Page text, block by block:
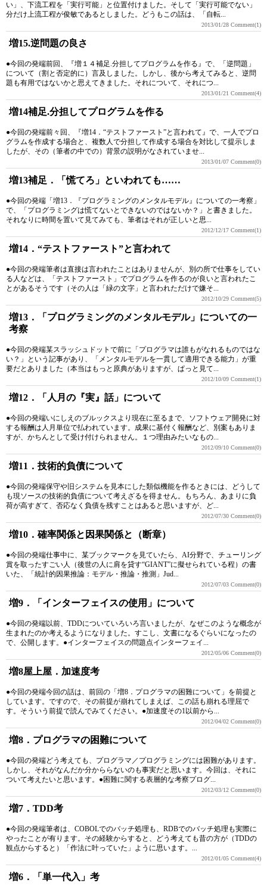
い」、下流工程を「実行可能」と位置付けました。そして「実行可能でない」
分だけ上流工程が俊敏であるとしました。どうもこの話は、「自転...
2013/01/28 Comment(1)
増15.逆問題の良さ
●今回の発端前回、『増１４補足.分担してプログラムを作る』で、「逆問題」
について（割と否定的に）言及しました。しかし、後から考えてみると、逆問
題も有用ではないかと思えてきました。それについて、それにつ...
2013/01/21 Comment(4)
増14補足.分担してプログラムを作る
●今回の発端前々回、『増14．“テストファースト”と言われて』で、一人でプロ
グラムを作成する場合と、複数人で分担して作成する場合を対比して提示しま
したが、その（筆者の中での）背景の説明がなされていませ...
2013/01/07 Comment(0)
増13補足．「慌てろ」といわれても……
●今回の発端「増13．『プログラミングのメンタルモデル』についての一考察」
で、「プログラミングは慌てないとできないのではないか？」と書きました。
それなりに時間を置いて見てみても、筆者はそれが正しいと思...
2012/12/17 Comment(1)
増14．“テストファースト”と言われて
●今回の発端筆者は直接は言われたことはありませんが、別の所で仕事をしてい
る人などは、「テストファースト」でプログラムを作るのが良いと言われたこ
とがあるそうです（その人は「緑の文字」と言われただけで嫌そ...
2012/10/29 Comment(5)
増13．「プログラミングのメンタルモデル」についての一
考察
●今回の発端某スラッシュドットで前に「プログラマは誰もがなれるものではな
い？」という記事があり、「メンタルモデルを一貫して適用できる能力」が重
要だとありました（本当はもっと原典がありますが、ぱっと見て...
2012/10/09 Comment(1)
増12．「人月の『実』話」について
●今回の発端いにしえのブルックスより現在に至るまで、ソフトウェア開発に対
する報酬は人月単位で払われています。成果に基付く報酬など、別案もありま
すが、かちんとして受け付けられません。１つ理由みたいなもの...
2012/09/10 Comment(0)
増11．技術的負債について
●今回の発端保守や旧システムを見本にした類似機能を作るときには、どうして
も現ソースの技術的負債について考えざるを得ません。もちろん、あまりに負
荷が高すぎて、否応なく負債を残すことはあると思いますが、ど...
2012/07/30 Comment(0)
増10．確率関係と因果関係と（断章）
●今回の発端仕事中に、某ブックマークを見ていたら、AI分野で、チューリング
賞を取ったすごい人（後世の人に肩を貸す“GIANT”に擬せられている程）の書
いた、「統計的因果推論：モデル・推論・推測」Jud...
2012/07/03 Comment(0)
増9．「インターフェイスの使用」について
●今回の発端以前、TDDについていろいろ言いましたが、なぜこのような概念が
生まれたのか考えるようになりました。すこし、文書になるぐらいになったの
で、公開します。●インターフェイスの問題点インターフェイ...
2012/05/06 Comment(0)
増8屋上屋．加速度考
●今回の発端今回の話は、前回の「増8．プログラマの困難について」を前提と
しています。ですので、その前提が崩れてしまえば、この話も崩れる理屈で
す。そういう前提で読んでみてください。●加速度その1以前から...
2012/04/02 Comment(0)
増8．プログラマの困難について
●今回の発端どう考えても、プログラマ／プログラミングには困難があります。
しかし、それがなんだか分かららないのも事実だと思います。今回は、それに
ついて考えたいと思います。●困難に関する表層的な考察プログ...
2012/03/12 Comment(0)
増7．TDD考
●今回の発端筆者は、COBOLでのバッチ処理も、RDBでのバッチ処理も実際に
やったことが有ります。その経験からすると、どう考えても昔の方が（TDDの
観点からすると）「作法に叶っていた」ように思います。...
2012/01/05 Comment(4)
増6．「単一代入」考